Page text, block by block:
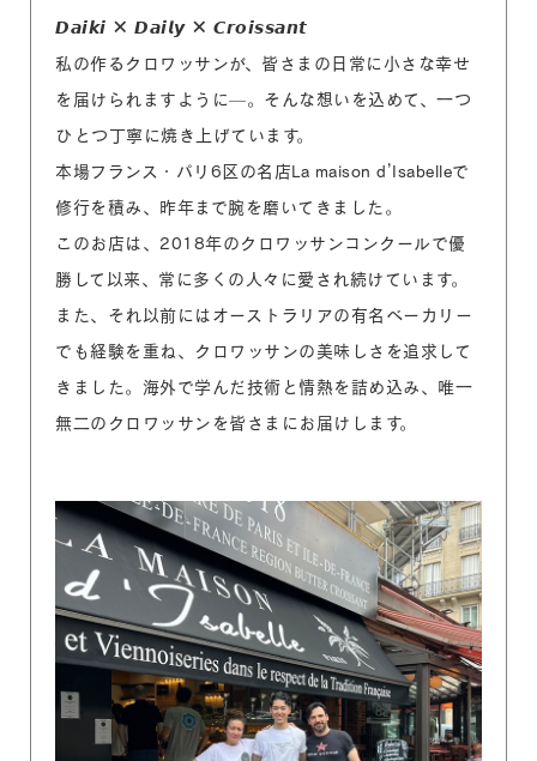
𝘿𝙖𝙞𝙠𝙞 × 𝘿𝙖𝙞𝙡𝙮 × 𝘾𝙧𝙤𝙞𝙨𝙨𝙖𝙣𝙩
私の作るクロワッサンが、皆さまの日常に小さな幸せ
を届けられますように—。そんな想いを込めて、一つ
ひとつ丁寧に焼き上げています。
本場フランス・パリ6区の名店La maison d’Isabelleで
修行を積み、昨年まで腕を磨いてきました。
このお店は、2018年のクロワッサンコンクールで優
勝して以来、常に多くの人々に愛され続けています。
また、それ以前にはオーストラリアの有名ベーカリー
でも経験を重ね、クロワッサンの美味しさを追求して
きました。海外で学んだ技術と情熱を詰め込み、唯一
無二のクロワッサンを皆さまにお届けします。